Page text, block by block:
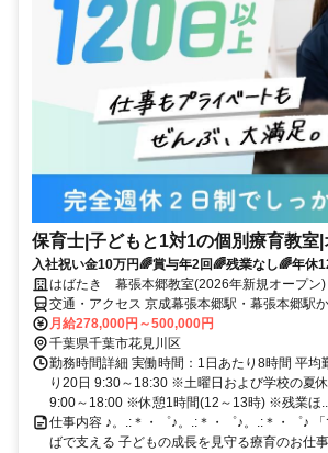
保育士|子どもと1対1の個別療育教室
入社祝い金10万円🌈賞与年2回🌈残業なし🌈年休
はばたき 幕張本郷教室(2026年新規オープン)
交通・アクセス 京成幕張本郷駅・幕張本郷駅
月給278,000円～500,000円
千葉県千葉市花見川区
勤務時間詳細 実働時間：1日あたり8時間 平均
り20日 9:30～18:30 ※土曜日および学校の夏
9:00～18:00 ※休憩1時間(12～13時) ※残業ほ
仕事内容 ♪。.:＊・゜♪。.:＊・゜♪。.:＊・゜♪
ばで支える 子どもの成長を見守る療育のお仕